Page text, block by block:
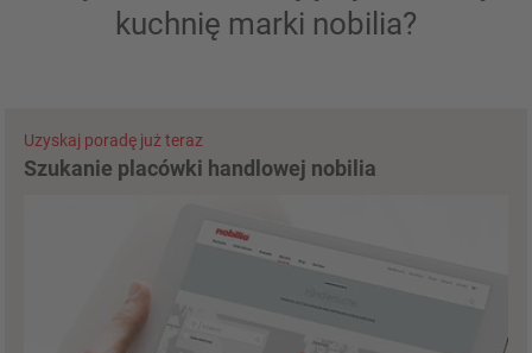
kuchnię marki nobilia?
Uzyskaj poradę już teraz
Szukanie placówki handlowej nobilia